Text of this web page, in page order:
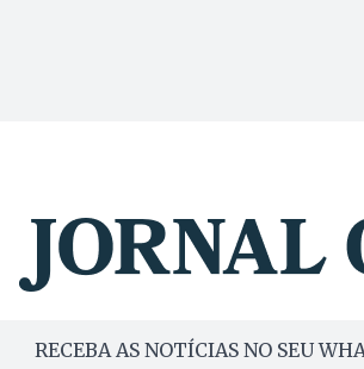
RECEBA AS NOTÍCIAS NO SEU